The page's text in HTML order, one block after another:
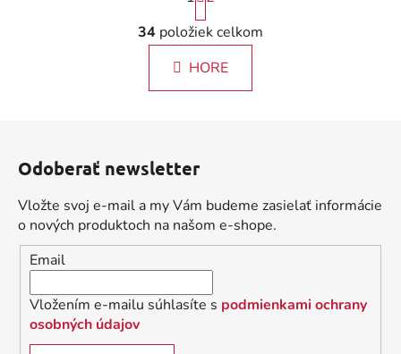
O
v
l
á
d
e
p
r
v
k
y
v
ý
r
á
n
k
e
34 položiek celkom
HORE
Odoberať newsletter
Vložte svoj e-mail a my Vám budeme zasielať informácie
o nových produktoch na našom e-shope.
Email
Vložením e-mailu súhlasíte s podmienkami ochrany
osobných údajov